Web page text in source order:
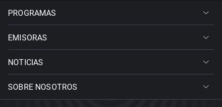
PROGRAMAS
EMISORAS
NOTICIAS
SOBRE NOSOTROS